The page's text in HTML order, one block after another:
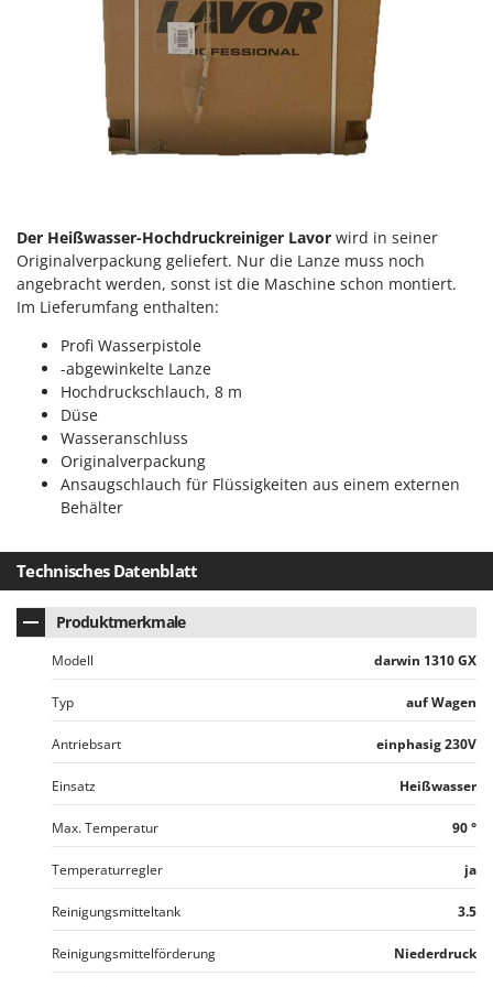
Spring Protezione
Stanley
T
Tecla
TecnoGen
Tellarini Pompe
Telwin
Tenco
Tineco
Titania
Tornado
Trev - Abrek - TecnoVIR
Trotec
Troy-Bilt
Udor
Unger
Verdemax
Vesco
Volpi
Waldner
Weber
Der Heißwasser-Hochdruckreiniger Lavor wird in seiner
Originalverpackung geliefert. Nur die Lanze muss noch
angebracht werden, sonst ist die Maschine schon montiert.
Im Lieferumfang enthalten:
Profi Wasserpistole
-abgewinkelte Lanze
Hochdruckschlauch, 8 m
Düse
Wasseranschluss
Originalverpackung
Ansaugschlauch für Flüssigkeiten aus einem externen
Behälter
Technisches Datenblatt
Produktmerkmale
Modell darwin 1310 GX
Typ auf Wagen
Antriebsart einphasig 230V
Einsatz Heißwasser
Max. Temperatur 90 °
Temperaturregler ja
Reinigungsmitteltank 3.5
Reinigungsmittelförderung Niederdruck